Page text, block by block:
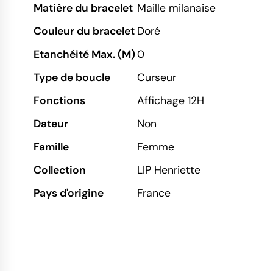
Matière du bracelet Maille milanaise
Couleur du bracelet Doré
Etanchéité Max. (M)0
Type de boucle
Curseur
Fonctions
Affichage 12H
Dateur
Non
Famille
Femme
Collection
LIP Henriette
Pays d'origine
France